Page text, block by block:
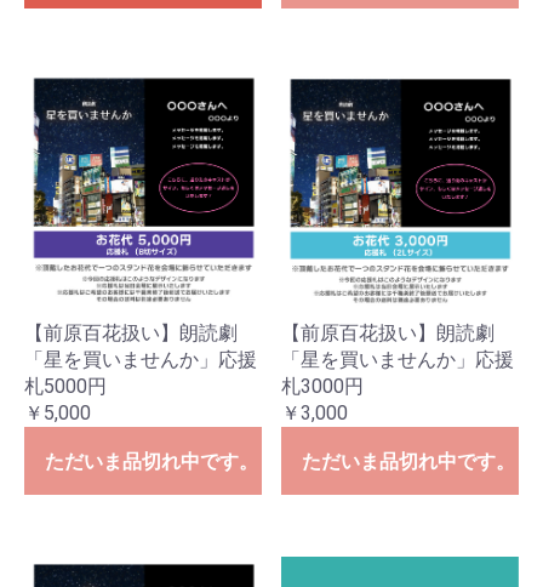
【前原百花扱い】朗読劇
「星を買いませんか」応援
札5000円
￥5,000
ただいま品切れ中です。
【前原百花扱い】朗読劇
「星を買いませんか」応援
札3000円
￥3,000
ただいま品切れ中です。